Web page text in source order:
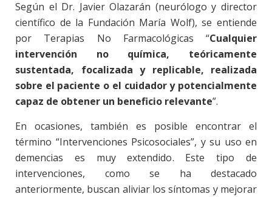
Según el Dr. Javier Olazarán (neurólogo y director
científico de la Fundación María Wolf), se entiende
por Terapias No Farmacológicas “Cualquier
intervención no química, teóricamente
sustentada, focalizada y replicable, realizada
sobre el paciente o el cuidador y potencialmente
capaz de obtener un beneficio relevante”.
En ocasiones, también es posible encontrar el
término “Intervenciones Psicosociales”, y su uso en
demencias es muy extendido. Este tipo de
intervenciones, como se ha destacado
anteriormente, buscan aliviar los síntomas y mejorar